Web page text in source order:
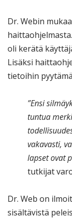
Dr. Webin
oli kerätä
Lisäksi
tietoihin
”Ensi
tuntua
vakavasti,
lapset ovat
tutkijat
Dr. Web on
sisältävistä